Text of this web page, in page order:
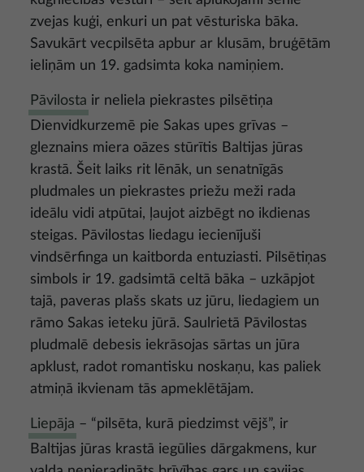
zvejas kuģi, enkuri un pat vēsturiska bāka.
Savukārt vecpilsēta apbur ar klusām, bruģētām
ieliņām un 19. gadsimta koka namiņiem.
Pāvilosta ir neliela piekrastes pilsētiņa
Dienvidkurzemē pie Sakas upes grīvas –
gleznains miera oāzes stūrītis Baltijas jūras
krastā. Šeit laiks rit lēnāk, un senatnīgās
pludmales un piekrastes priežu meži rada
ideālu vidi atpūtai, ļaujot aizbēgt no ikdienas
steigas. Pāvilostas liedagu iecienījuši
vindsērfinga un kaitborda entuziasti. Pilsētiņas
simbols ir 19. gadsimtā celtā bāka – uzkāpjot
tajā, paveras plašs skats uz jūru, liedagiem un
rāmo Sakas ieteku jūrā. Saulrietā Pāvilostas
pludmalē debesis iekrāsojas sārtas un jūra
apklust, radot romantisku noskaņu, kas paliek
atmiņā ikvienam tās apmeklētājam.
Liepāja – “pilsēta, kurā piedzimst vējš”, ir
Baltijas jūras krastā iegūlies dārgakmens, kur